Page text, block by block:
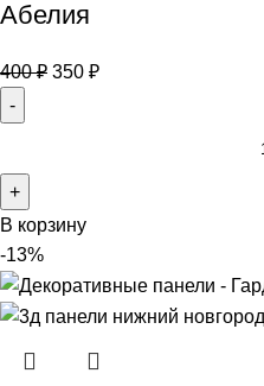
Абелия
400₽ 350 ₽
В корзину
-13%